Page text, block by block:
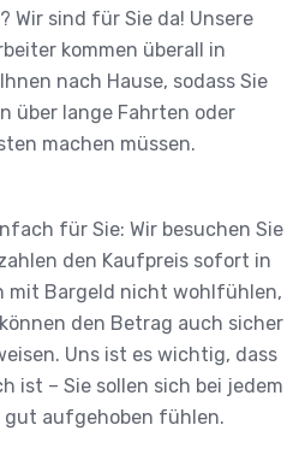
Wir sind für Sie da! Unsere
kommen überall in
nach Hause, sodass Sie
über lange Fahrten oder
machen müssen.
für Sie: Wir besuchen Sie
den Kaufpreis sofort in
mit Bargeld nicht wohlfühlen,
den Betrag auch sicher
Uns ist es wichtig, dass
ist – Sie sollen sich bei jedem
aufgehoben fühlen.